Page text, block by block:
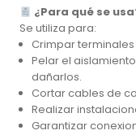
¿Para qué se
Se utiliza para:
Crimpar
Pelar el
dañarlos.
Cortar cables de
Realizar
Garantizar